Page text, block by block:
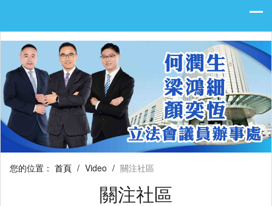
您的位置： 首頁 / Video / 關注社區
關注社區